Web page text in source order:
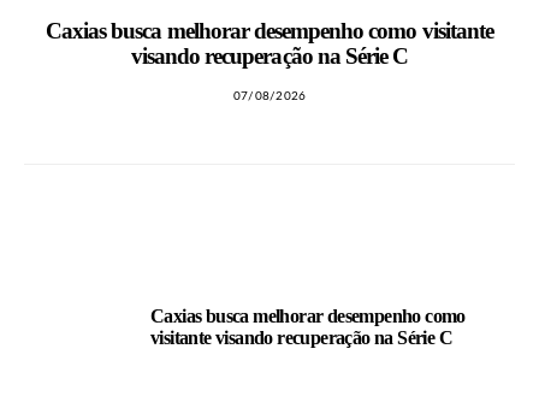
Caxias busca melhorar desempenho como visitante
visando recuperação na Série C
07/08/2026
Caxias busca melhorar desempenho como
visitante visando recuperação na Série C